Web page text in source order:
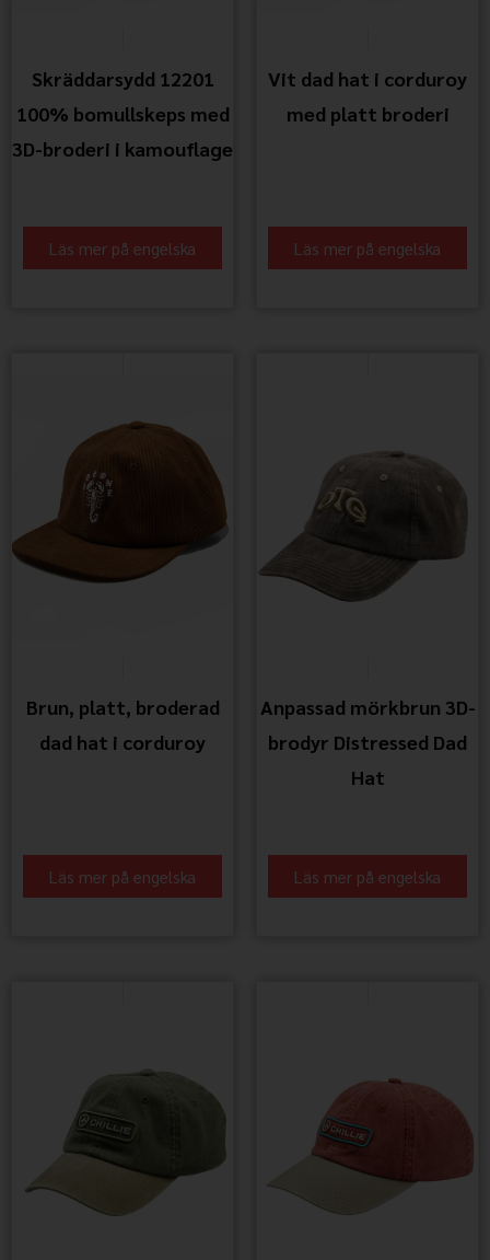
Skräddarsydd 12201
100% bomullskeps med
3D-broderi i kamouflage
Läs mer på engelska
Vit dad hat i corduroy
med platt broderi
Läs mer på engelska
Brun, platt, broderad
dad hat i corduroy
Läs mer på engelska
Anpassad mörkbrun 3D-
brodyr Distressed Dad
Hat
Läs mer på engelska